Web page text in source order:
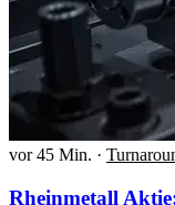
vor 45 Min. ·
Rheinmetall